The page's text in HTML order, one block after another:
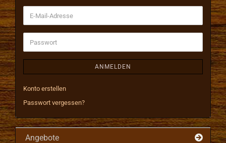
E-
Mail-
Adresse
Passwort
ANMELDEN
Konto erstellen
Passwort vergessen?
Angebote